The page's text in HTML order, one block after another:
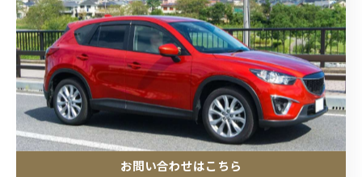
2026/08/05
カーフィルムで照り返し防止を埼玉県で叶える施工料金と適法性の徹底解説
2026/08/04
お問い合わせはこちら